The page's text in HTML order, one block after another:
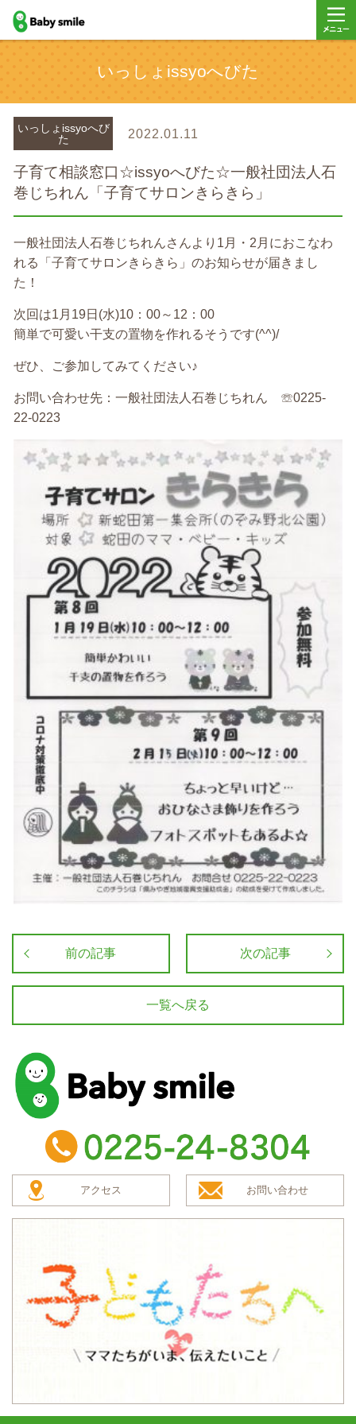
baby smile
いっしょissyoへびた
いっしょissyoへび
た
2022.01.11
子育て相談窓口☆issyoへびた☆一般社団法人石
巻じちれん「子育てサロンきらきら」
一般社団法人石巻じちれんさんより1月・2月におこなわ
れる「子育てサロンきらきら」のお知らせが届きまし
た！
次回は1月19日(水)10：00～12：00
簡単で可愛い干支の置物を作れるそうです(^^)/
ぜひ、ご参加してみてください♪
お問い合わせ先：一般社団法人石巻じちれん ☏0225-
22-0223
前の記事 次の記事
一覧へ戻る
baby smile
TEL：0225-24-8304
アクセス お問い合わせ